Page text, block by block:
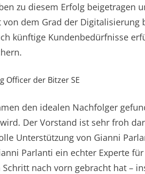
zu diesem Erfolg beigetragen
dem Grad der Digitalisierung
künftige Kundenbedürfnisse
Officer der Bitzer SE
den idealen Nachfolger
Der Vorstand ist sehr froh
Unterstützung von Gianni
Parlanti ein echter Experte
nach vorn gebracht hat –